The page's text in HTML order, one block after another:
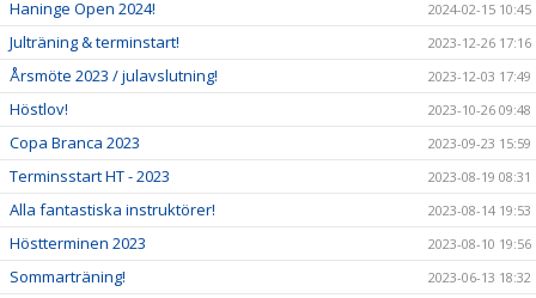
Haninge Open 2024! 2024-02-15 10:45
Julträning & terminstart! 2023-12-26 17:16
Årsmöte 2023 / julavslutning! 2023-12-03 17:49
Höstlov! 2023-10-26 09:48
Copa Branca 2023 2023-09-23 15:59
Terminsstart HT - 2023 2023-08-19 08:31
Alla fantastiska instruktörer! 2023-08-14 19:53
Höstterminen 2023 2023-08-10 19:56
Sommarträning! 2023-06-13 18:32